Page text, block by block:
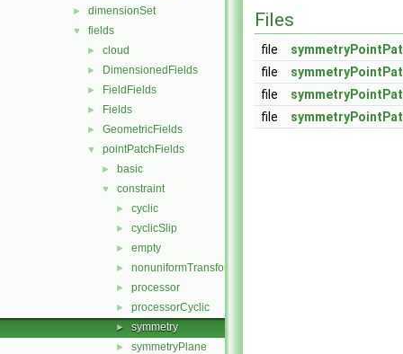
► dimensionSet
▼ fields
► cloud
► DimensionedFields
► FieldFields
► Fields
► GeometricFields
▼ pointPatchFields
► basic
▼ constraint
► cyclic
► cyclicSlip
► empty
► nonuniformTransformCyclic
► processor
► processorCyclic
► symmetry
► symmetryPlane
Files
file
file
file
file